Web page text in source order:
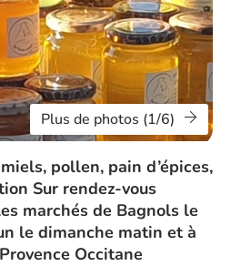
Plus de photos (1/6)
pollen, pain d’épices,
Sur rendez-vous
marchés de Bagnols le
le dimanche matin et à
Occitane